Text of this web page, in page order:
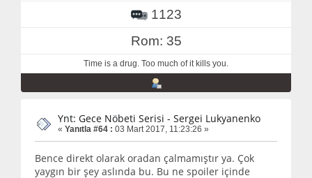
1123
Rom: 35
Time is a drug. Too much of it kills you.
Ynt: Gece Nöbeti Serisi - Sergei Lukyanenko
« Yanıtla #64 : 03 Mart 2017, 11:23:26 »
Bence direkt olarak oradan çalmamıştır ya. Çok
yaygın bir şey aslında bu. Bu ne spoiler içinde